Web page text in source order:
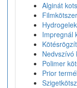
Alginát
Hydrogelek
Impregnál
Nedvszívó
Polimer
Prior